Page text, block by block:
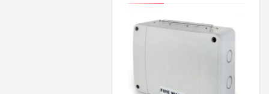
PTZ (پی تی زد)
دوربین مدار بسته ارزان قیمت